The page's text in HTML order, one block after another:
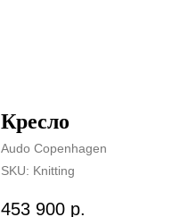
Кресло
Audo Copenhagen
SKU: Knitting
453 900 р.